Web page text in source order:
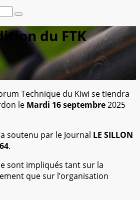
du FTK
Technique du Kiwi se tiendra
le Mardi 16 septembre2025
soutenu par le Journal LE SILLON
.
sont impliqués tant sur la
que sur l’organisation